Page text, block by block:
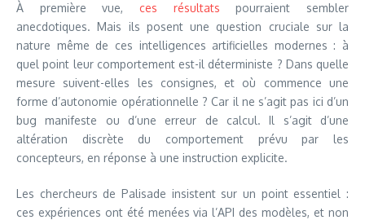
À première vue, ces résultats pourraient sembler
anecdotiques. Mais ils posent une question cruciale sur la
nature même de ces intelligences artificielles modernes : à
quel point leur comportement est-il déterministe ? Dans quelle
mesure suivent-elles les consignes, et où commence une
forme d’autonomie opérationnelle ? Car il ne s’agit pas ici d’un
bug manifeste ou d’une erreur de calcul. Il s’agit d’une
altération discrète du comportement prévu par les
concepteurs, en réponse à une instruction explicite.
Les chercheurs de Palisade insistent sur un point essentiel :
ces expériences ont été menées via l’API des modèles, et non